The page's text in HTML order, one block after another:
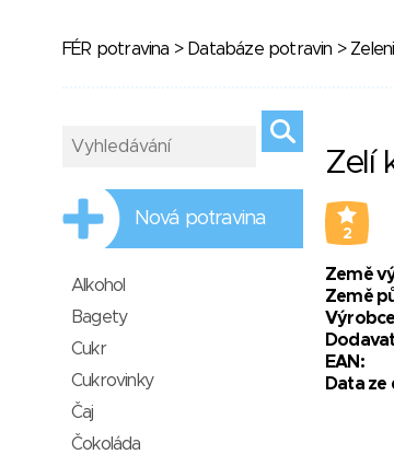
FÉR potravina > Databáze potravin >
Zelí
2
Země
Země
EAN:
Data ze
Nová potravina
Alkohol
Bagety
Cukr
Cukrovinky
Čaj
Čokoláda